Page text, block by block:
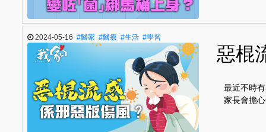
2024-05-16 #醫家 #醫療 #生活 #學習
惡棍
最近不時
家長會擔